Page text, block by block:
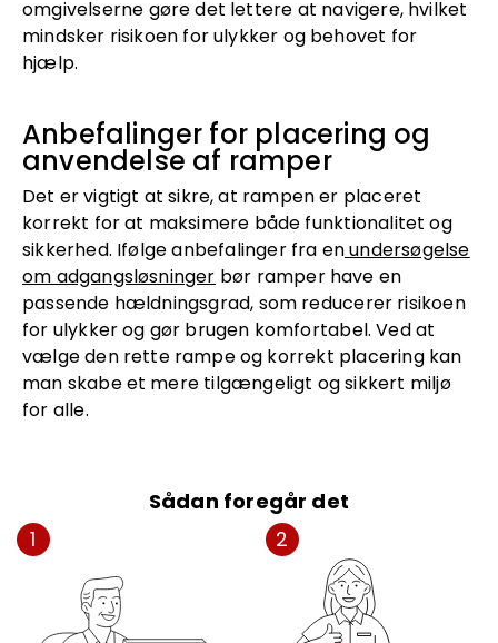
omgivelserne gøre det lettere at navigere, hvilket
mindsker risikoen for ulykker og behovet for
hjælp.
Anbefalinger for placering og
anvendelse af ramper
Det er vigtigt at sikre, at rampen er placeret
korrekt for at maksimere både funktionalitet og
sikkerhed. Ifølge anbefalinger fra enundersøgelse
om adgangsløsninger bør ramper have en
passende hældningsgrad, som reducerer risikoen
for ulykker og gør brugen komfortabel. Ved at
vælge den rette rampe og korrekt placering kan
man skabe et mere tilgængeligt og sikkert miljø
for alle.
Sådan foregår det
1
2